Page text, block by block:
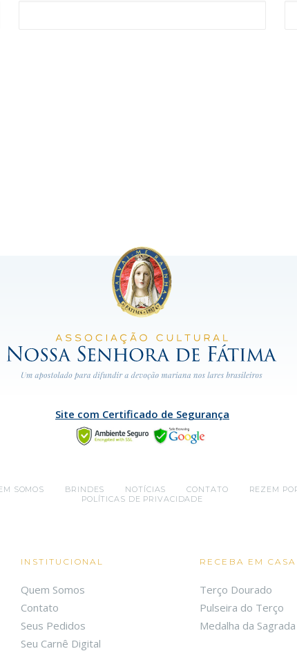
Site com Certificado de Segurança
SOMOS BRINDES NOTÍCIAS CONTATO
REZEM
POLÍTICAS DE PRIVACIDADE
INSTITUCIONAL
Quem Somos
Contato
Seus Pedidos
Seu Carnê Digital
RECEBA EM CASA
Terço Dourado
Pulseira do Terço
Medalha da